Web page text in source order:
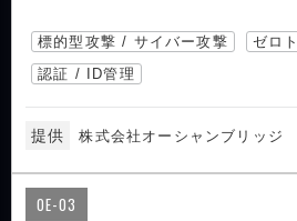
標的型攻撃 / サイバー攻撃
ゼロ
認証 / ID管理
提供 株式会社オーシャンブリッジ
OE-03